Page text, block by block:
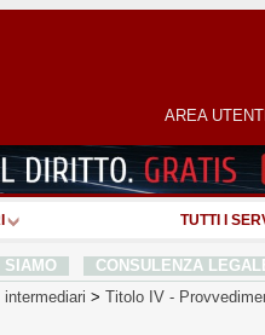
AREA
TUTTI I
SIAMO
CONSULENZA
> Titolo IV -